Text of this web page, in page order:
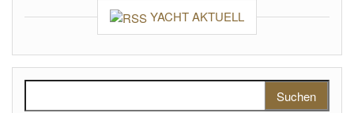
YACHT AKTUELL